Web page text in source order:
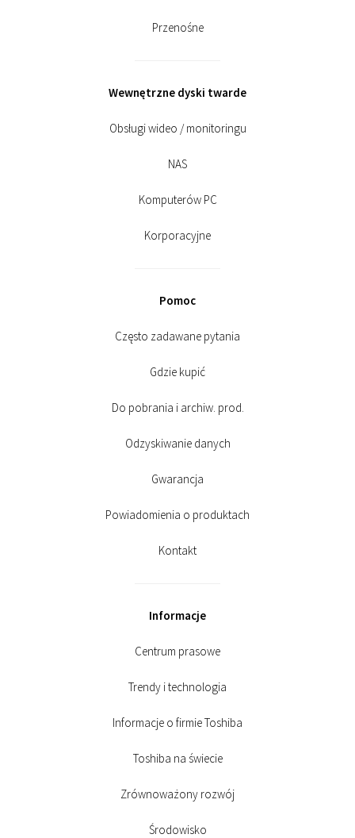
Przenośne
Wewnętrzne dyski twarde
Obsługi wideo / monitoringu
NAS
Komputerów PC
Korporacyjne
Pomoc
Często zadawane pytania
Gdzie kupić
Do pobrania i archiw. prod.
Odzyskiwanie danych
Gwarancja
Powiadomienia o produktach
Kontakt
Informacje
Centrum prasowe
Trendy i technologia
Informacje o firmie Toshiba
Toshiba na świecie
Zrównoważony rozwój
Środowisko